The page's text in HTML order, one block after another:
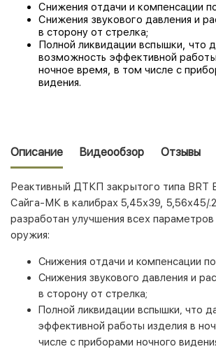
Снижения отдачи и компенсации
Снижения звукового давления и
в сторону от стрелка;
Полной ликвидации вспышки, что
возможность эффективной
ночное время, в том числе с
видения.
Описание Видеообзор Отзывы
Реактивный ДТКП закрытого типа BRT
Сайга-МК в калибрах 5,45х39, 5,56х45/
разработан улучшения всех
оружия:
Снижения отдачи и компенсации
Снижения звукового давления и
в сторону от стрелка;
Полной ликвидации вспышки, что
эффективной работы изделия в
числе с приборами ночного